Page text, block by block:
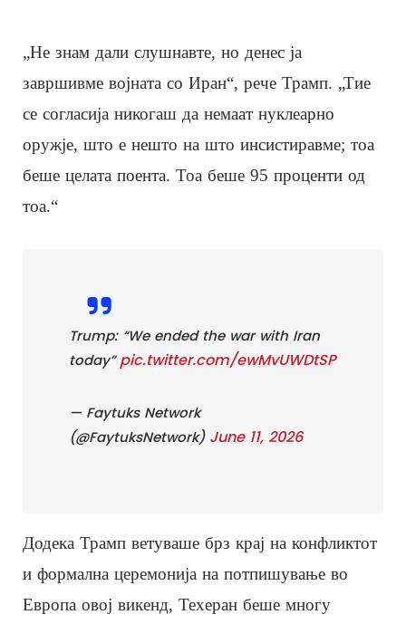
„Не знам дали слушнавте, но денес ја
завршивме војната со Иран“, рече Трамп. „Тие
се согласија никогаш да немаат нуклеарно
оружје, што е нешто на што инсистиравме; тоа
беше целата поента. Тоа беше 95 проценти од
тоа.“
Trump: “We ended the war with Iran
today”pic.twitter.com/ewMvUWDtSP
— Faytuks Network
(@FaytuksNetwork) June 11, 2026
Додека Трамп ветуваше брз крај на конфликтот
и формална церемонија на потпишување во
Европа овој викенд, Техеран беше многу